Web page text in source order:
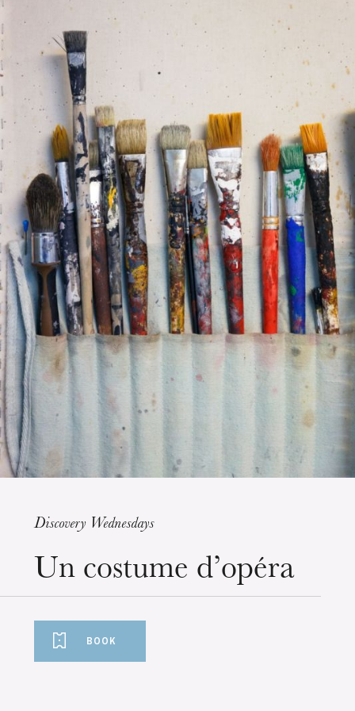
The OnR with you
Guided tours of the Opera
House
Wednesday 19 Aug 2026
Discovery Wednesdays
Un costume d’opéra
BOOK